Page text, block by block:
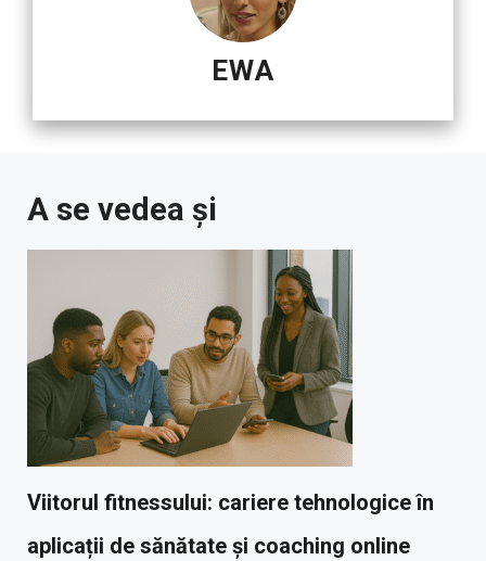
EWA
A se vedea și
Viitorul fitnessului: cariere tehnologice în
aplicații de sănătate și coaching online